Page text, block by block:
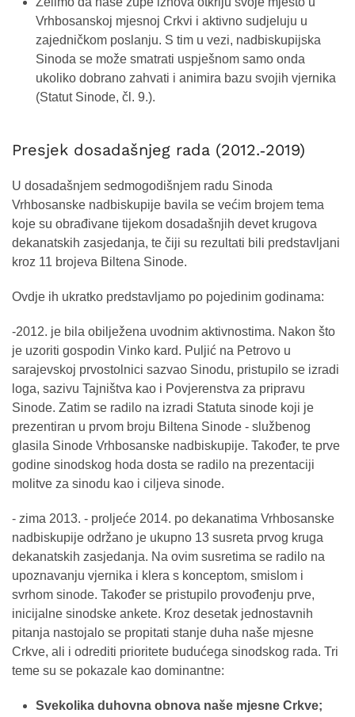
Vrhbosanskoj mjesnoj Crkvi i aktivno sudjeluju u
zajedničkom poslanju. S tim u vezi, nadbiskupijska
Sinoda se može smatrati uspješnom samo onda
ukoliko dobrano zahvati i animira bazu svojih vjernika
(Statut Sinode, čl. 9.).
Presjek dosadašnjeg rada (2012.‐2019)
U dosadašnjem sedmogodišnjem radu Sinoda
Vrhbosanske nadbiskupije bavila se većim brojem tema
koje su obrađivane tijekom dosadašnjih devet krugova
dekanatskih zasjedanja, te čiji su rezultati bili predstavljani
kroz 11 brojeva Biltena Sinode.
Ovdje ih ukratko predstavljamo po pojedinim godinama:
-2012. je bila obilježena uvodnim aktivnostima. Nakon što
je uzoriti gospodin Vinko kard. Puljić na Petrovo u
sarajevskoj prvostolnici sazvao Sinodu, pristupilo se izradi
loga, sazivu Tajništva kao i Povjerenstva za pripravu
Sinode. Zatim se radilo na izradi Statuta sinode koji je
prezentiran u prvom broju Biltena Sinode ‐ službenog
glasila Sinode Vrhbosanske nadbiskupije. Također, te prve
godine sinodskog hoda dosta se radilo na prezentaciji
molitve za sinodu kao i ciljeva sinode.
- zima 2013. ‐ proljeće 2014. po dekanatima Vrhbosanske
nadbiskupije održano je ukupno 13 susreta prvog kruga
dekanatskih zasjedanja. Na ovim susretima se radilo na
upoznavanju vjernika i klera s konceptom, smislom i
svrhom sinode. Također se pristupilo provođenju prve,
inicijalne sinodske ankete. Kroz desetak jednostavnih
pitanja nastojalo se propitati stanje duha naše mjesne
Crkve, ali i odrediti prioritete budućega sinodskog rada. Tri
teme su se pokazale kao dominantne:
Svekolika duhovna obnova naše mjesne Crkve;